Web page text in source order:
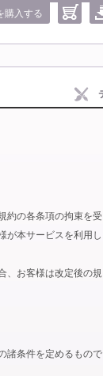
購入する
約の各条項の拘束を受
が本サービスを利用し
、お客様は改定後の規
諸条件を定めるもので